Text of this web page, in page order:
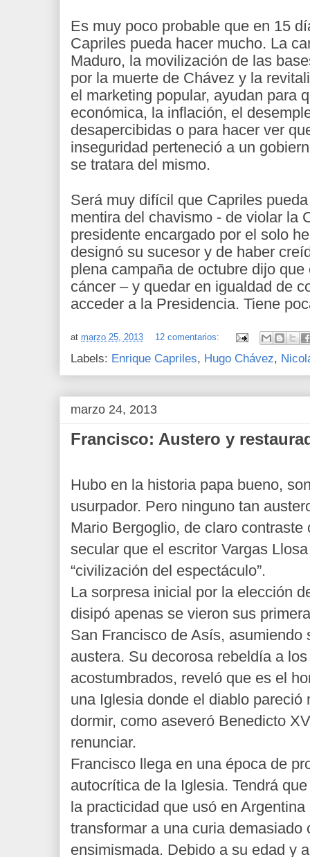
Es muy poco probable que en 15
Capriles pueda hacer mucho. La
Maduro, la movilización de las
por la muerte de Chávez y la
el marketing popular, ayudan para
económica, la inflación, el
desapercibidas o para hacer ver
inseguridad perteneció a un
se tratara del mismo.
Será muy difícil que Capriles
mentira del chavismo - de violar la
presidente encargado por el solo
designó su sucesor y de haber
plena campaña de octubre dijo
cáncer – y quedar en igualdad de
acceder a la Presidencia. Tiene
at marzo 25, 2013 12 comentarios:
Labels: Enrique Capriles, Hugo Chávez,
marzo 24, 2013
Francisco: Austero y
Hubo en la historia papa bueno,
usurpador. Pero ninguno tan
Mario Bergoglio, de claro
secular que el escritor Vargas
“civilización del espectáculo”.
La sorpresa inicial por la elección
disipó apenas se vieron sus
San Francisco de Asís, asumiendo
austera. Su decorosa rebeldía a
acostumbrados, reveló que es el
una Iglesia donde el diablo pareció
dormir, como aseveró Benedicto
renunciar.
Francisco llega en una época de
autocrítica de la Iglesia. Tendrá
la practicidad que usó en
transformar a una curia demasiado
ensimismada. Debido a su edad y